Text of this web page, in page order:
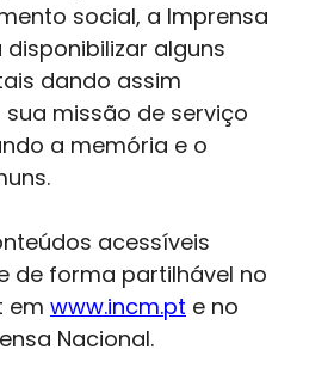
social, a Imprensa
alguns
dando assim
missão de serviço
a memória e o
acessíveis
de forma partilhável no
em www.incm.pt e no
Nacional.